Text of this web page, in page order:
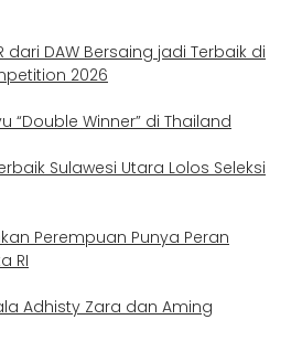
dari DAW Bersaing jadi Terbaik di
2026
“Double Winner” di Thailand
Sulawesi Utara Lolos Seleksi
Perempuan Punya Peran
RI
Adhisty Zara dan Aming